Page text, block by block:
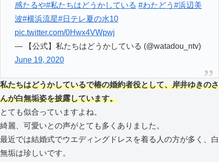
感たるや#私たちはどうかしている #わたどう #浜辺美
波#横浜流星#日テレ夏の水10
pic.twitter.com/0Hwx4VWpwj
— 【公式】私たちはどうかしている (@watadou_ntv)
June 19, 2020
私たちはどうかしているで椿の婚約者役として、岸井ゆきのさ
んが白無垢姿を披露しています。
とても似合っていますよね。
綺麗、可愛いとの声がとても多くありました。
最近では結婚式でウエディングドレスを着る人の方が多く、白
無垢は珍しいです。